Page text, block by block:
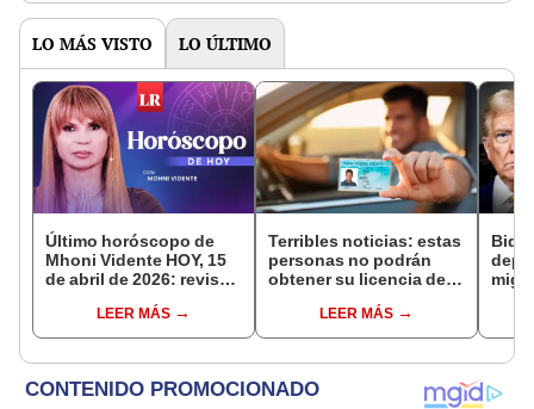
LO MÁS VISTO LO ÚLTIMO
Último horóscopo de
Mhoni Vidente HOY, 15
de abril de 2026: revisa
signo y entérate si te
espera un día
LEER MÁS
Terribles noticias: estas
personas no podrán
obtener su licencia de
este 2025LEER MÁS